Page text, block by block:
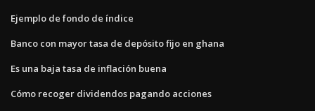
Ejemplo de fondo de índice
Banco con mayor tasa de depósito fijo en ghana
Es una baja tasa de inflación buena
Cómo recoger dividendos pagando acciones